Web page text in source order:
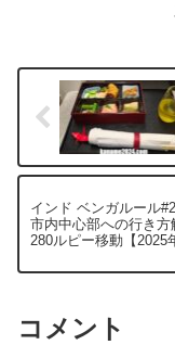
インド ベンガルール
市内中心部への行き
280ルピー移動【2025
コメント